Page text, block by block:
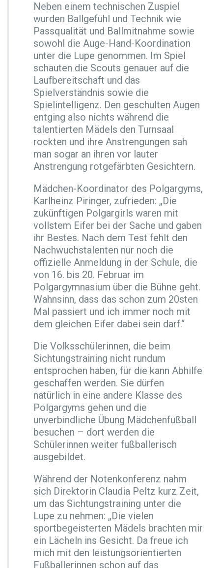
l
l
k
l
a
s
s
e
Neben einem technischen Zuspiel
wurden Ballgefühl und Technik wie
Passqualität und Ballmitnahme sowie
sowohl die Auge-Hand-Koordination
unter die Lupe genommen. Im Spiel
schauten die Scouts genauer auf die
Laufbereitschaft und das
Spielverständnis sowie die
Spielintelligenz. Den geschulten Augen
entging also nichts während die
talentierten Mädels den Turnsaal
rockten und ihre Anstrengungen sah
man sogar an ihren vor lauter
Anstrengung rotgefärbten Gesichtern.
Mädchen-Koordinator des Polgargyms,
Karlheinz Piringer, zufrieden: „Die
zukünftigen Polgargirls waren mit
vollstem Eifer bei der Sache und gaben
ihr Bestes. Nach dem Test fehlt den
Nachwuchstalenten nur noch die
offizielle Anmeldung in der Schule, die
von 16. bis 20. Februar im
Polgargymnasium über die Bühne geht.
Wahnsinn, dass das schon zum 20sten
Mal passiert und ich immer noch mit
dem gleichen Eifer dabei sein darf.“
Die Volksschülerinnen, die beim
Sichtungstraining nicht rundum
entsprochen haben, für die kann Abhilfe
geschaffen werden. Sie dürfen
natürlich in eine andere Klasse des
Polgargyms gehen und die
unverbindliche Übung Mädchenfußball
besuchen – dort werden die
Schülerinnen weiter fußballerisch
ausgebildet.
Während der Notenkonferenz nahm
sich Direktorin Claudia Peltz kurz Zeit,
um das Sichtungstraining unter die
Lupe zu nehmen: „Die vielen
sportbegeisterten Mädels brachten mir
ein Lächeln ins Gesicht. Da freue ich
mich mit den leistungsorientierten
Fußballerinnen schon auf das